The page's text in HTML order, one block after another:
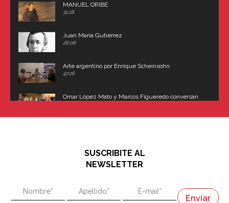
MANUEL ORIBE
31:28
Juan María Gutiérrez
26:08
Arte argentino por Enrique Scheinsohn
47:26
Omar López Mato y Marcos Figueredo conversan
"En política, la estupidez no es una desventaja"
"En política, la estupidez no es una desventaja"
Napoleón
SUSCRIBITE AL
NEWSLETTER